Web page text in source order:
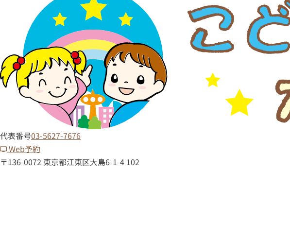
代表番号03-5627-7676
Web予約
〒136-0072 東京都江東区大島6-1-4 102